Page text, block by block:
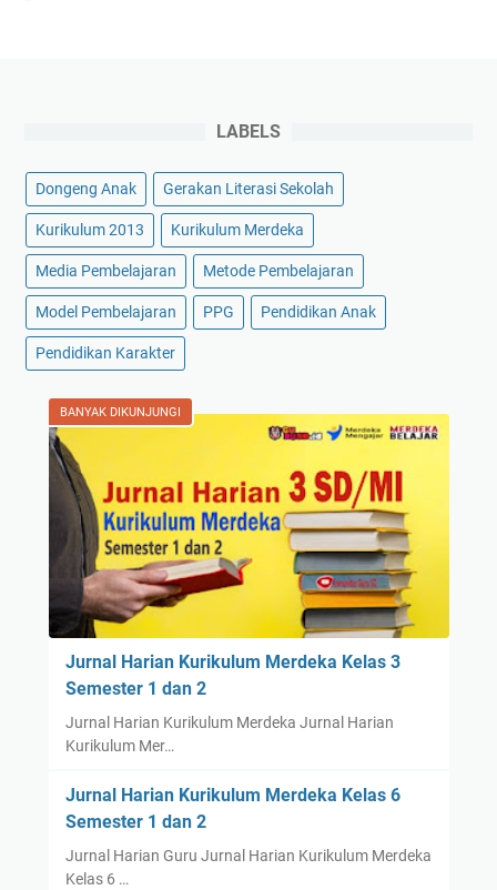
LABELS
Dongeng Anak Gerakan Literasi Sekolah
Kurikulum 2013 Kurikulum Merdeka
Media Pembelajaran Metode Pembelajaran
Model Pembelajaran PPG Pendidikan Anak
Pendidikan Karakter
BANYAK DIKUNJUNGI
Jurnal Harian Kurikulum Merdeka Kelas 3
Semester 1 dan 2
Jurnal Harian Kurikulum Merdeka Jurnal Harian
Kurikulum Mer…
Jurnal Harian Kurikulum Merdeka Kelas 6
Semester 1 dan 2
Jurnal Harian Guru Jurnal Harian Kurikulum Merdeka
Kelas 6 …